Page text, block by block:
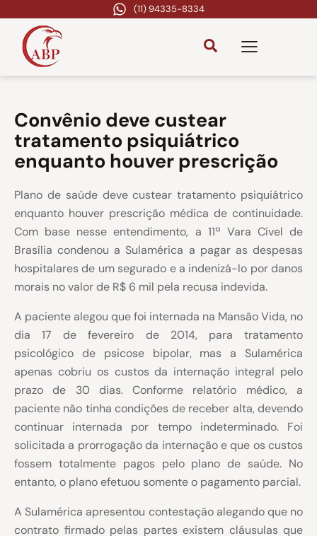
(11) 94335-8334
Convênio deve custear
tratamento psiquiátrico
enquanto houver prescrição
Plano de saúde deve custear tratamento psiquiátrico
enquanto houver prescrição médica de continuidade.
Com base nesse entendimento, a 11ª Vara Cível de
Brasília condenou a Sulamérica a pagar as despesas
hospitalares de um segurado e a indenizá-lo por danos
morais no valor de R$ 6 mil pela recusa indevida.
A paciente alegou que foi internada na Mansão Vida, no
dia 17 de fevereiro de 2014, para tratamento
psicológico de psicose bipolar, mas a Sulamérica
apenas cobriu os custos da internação integral pelo
prazo de 30 dias. Conforme relatório médico, a
paciente não tinha condições de receber alta, devendo
continuar internada por tempo indeterminado. Foi
solicitada a prorrogação da internação e que os custos
fossem totalmente pagos pelo plano de saúde. No
entanto, o plano efetuou somente o pagamento parcial.
A Sulamérica apresentou contestação alegando que no
contrato firmado pelas partes existem cláusulas que